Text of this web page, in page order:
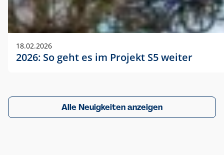
18.02.2026
2026: So geht es im Projekt S5 weiter
Alle Neuigkeiten anzeigen